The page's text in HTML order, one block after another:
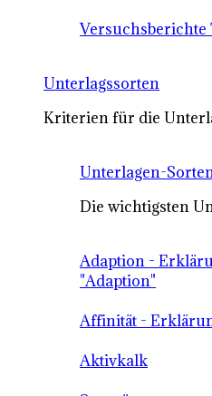
Versuchsberichte
Unterlagssorten
Kriterien für die
Unterlagen-
Die wichtigsten
Adaption -
"Adaption"
Affinität -
Aktivkalk